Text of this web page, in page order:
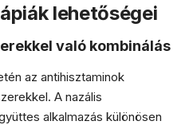
lehetőségei
való kombinálás
az antihisztaminok
A nazális
alkalmazás különösen